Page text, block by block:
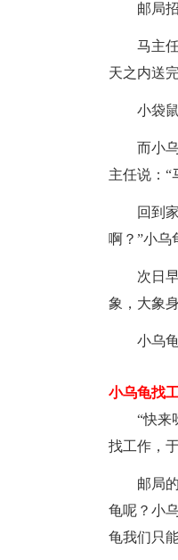
邮局招
马主任
天之内送完
小袋鼠
而小乌
主任说：“
回到家
啊？”小乌
次日早
象，大象
小乌龟
小乌龟找
“快来呀
找工作，
邮局的
龟呢？小
龟我们只